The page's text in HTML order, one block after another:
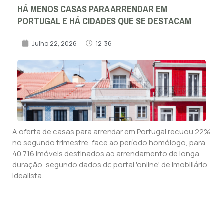
HÁ MENOS CASAS PARA ARRENDAR EM
PORTUGAL E HÁ CIDADES QUE SE DESTACAM
Julho 22, 2026 12:36
A oferta de casas para arrendar em Portugal recuou 22%
no segundo trimestre, face ao período homólogo, para
40.716 imóveis destinados ao arrendamento de longa
duração, segundo dados do portal 'online' de imobiliário
Idealista.